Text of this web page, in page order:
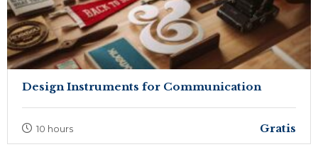
Design Instruments for Communication
10 hours Gratis